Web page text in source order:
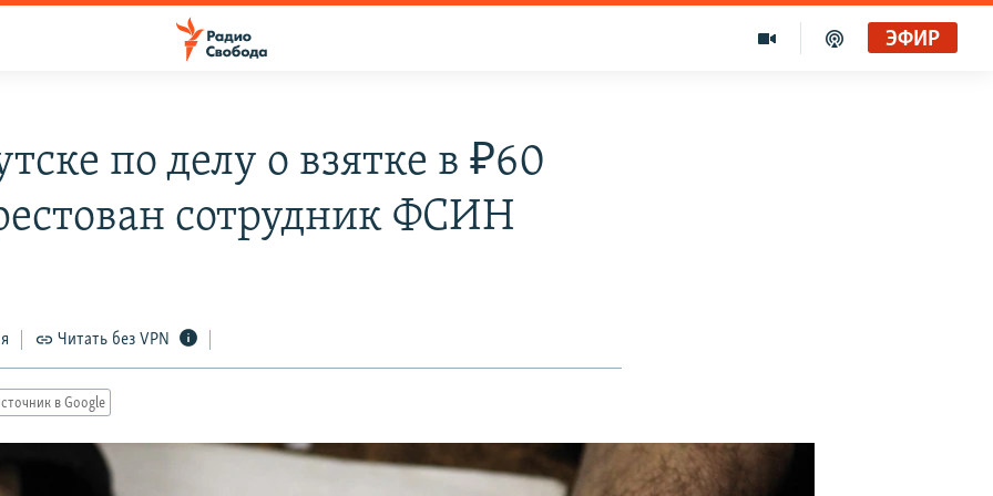
ЭФИР
по делу о взятке в ₽60
сотрудник ФСИН
Читать без VPN
в Google